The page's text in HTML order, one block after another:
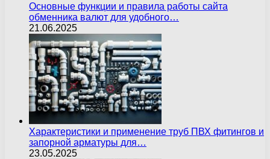
Основные функции и правила работы сайта
обменника валют для удобного…
21.06.2025
Характеристики и применение труб ПВХ фитингов и
запорной арматуры для…
23.05.2025